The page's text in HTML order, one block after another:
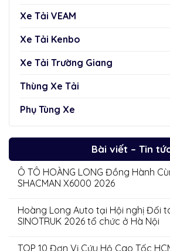
Xe Tải VEAM
Xe Tải Kenbo
Xe Tải Trường Giang
Thùng Xe Tải
Phụ Tùng Xe
Bài viết – Tin
Ô TÔ HOÀNG LONG Đồng Hành
SHACMAN X6000 2026
Hoàng Long Auto tại Hội nghị Đối
SINOTRUK 2026 tổ chức ở Hà Nội
TOP 10 Đơn Vị Cứu Hộ Cao Tốc